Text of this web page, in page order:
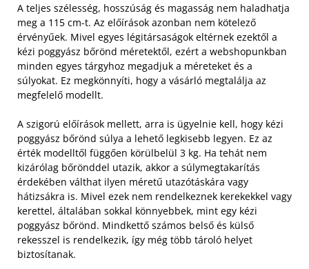
A teljes szélesség, hosszúság és magasság nem haladhatja
meg a 115 cm-t. Az előírások azonban nem kötelező
érvényűek. Mivel egyes légitársaságok eltérnek ezektől a
kézi poggyász bőrönd méretektől, ezért a webshopunkban
minden egyes tárgyhoz megadjuk a méreteket és a
súlyokat. Ez megkönnyíti, hogy a vásárló megtalálja az
megfelelő modellt.
A szigorú előírások mellett, arra is ügyelnie kell, hogy kézi
poggyász bőrönd súlya a lehető legkisebb legyen. Ez az
érték modelltől függően körülbelül 3 kg. Ha tehát nem
kizárólag bőrönddel utazik, akkor a súlymegtakarítás
érdekében válthat ilyen méretű utazótáskára vagy
hátizsákra is. Mivel ezek nem rendelkeznek kerekekkel vagy
kerettel, általában sokkal könnyebbek, mint egy kézi
poggyász bőrönd. Mindkettő számos belső és külső
rekesszel is rendelkezik, így még több tároló helyet
biztosítanak.